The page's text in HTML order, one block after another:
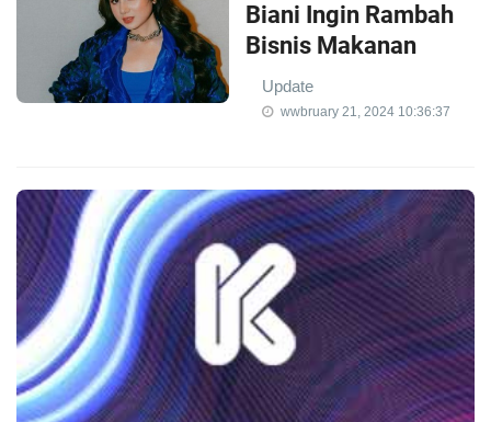
Biani Ingin Rambah
Bisnis Makanan
Update
wwbruary 21, 2024 10:36:37